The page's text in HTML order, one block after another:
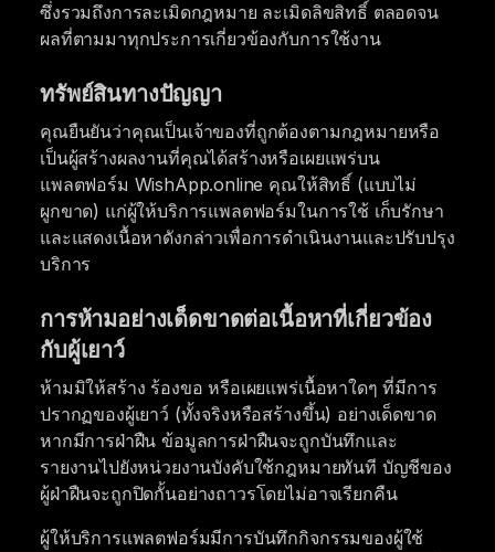
ซึ่งรวมถึงการละเมิดกฎหมาย ละเมิดลิขสิทธิ์ ตลอดจน
ผลที่ตามมาทุกประการเกี่ยวข้องกับการใช้งาน
ทรัพย์สินทางปัญญา
คุณยืนยันว่าคุณเป็นเจ้าของที่ถูกต้องตามกฎหมายหรือ
เป็นผู้สร้างผลงานที่คุณได้สร้างหรือเผยแพร่บน
แพลตฟอร์ม WishApp.online คุณให้สิทธิ์ (แบบไม่
ผูกขาด) แก่ผู้ให้บริการแพลตฟอร์มในการใช้ เก็บรักษา
และแสดงเนื้อหาดังกล่าวเพื่อการดำเนินงานและปรับปรุง
บริการ
การห้ามอย่างเด็ดขาดต่อเนื้อหาที่เกี่ยวข้อง
กับผู้เยาว์
ห้ามมิให้สร้าง ร้องขอ หรือเผยแพร่เนื้อหาใดๆ ที่มีการ
ปรากฏของผู้เยาว์ (ทั้งจริงหรือสร้างขึ้น) อย่างเด็ดขาด
หากมีการฝ่าฝืน ข้อมูลการฝ่าฝืนจะถูกบันทึกและ
รายงานไปยังหน่วยงานบังคับใช้กฎหมายทันที บัญชีของ
ผู้ฝ่าฝืนจะถูกปิดกั้นอย่างถาวรโดยไม่อาจเรียกคืน
ผู้ให้บริการแพลตฟอร์มมีการบันทึกกิจกรรมของผู้ใช้